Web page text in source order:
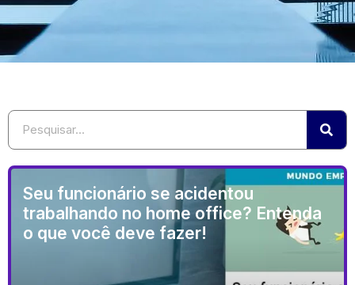
Seu funcionário se acidentou
trabalhando no home office? Entenda
o que você deve fazer!